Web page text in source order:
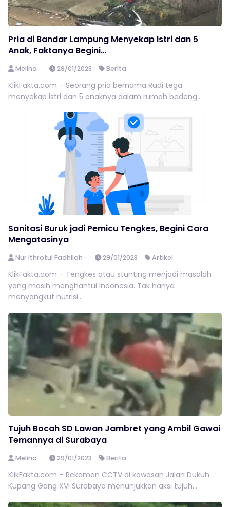
Pria di Bandar Lampung Menyekap Istri dan 5
Anak, Faktanya Begini…
Melina 29/01/2023 Berita
KlikFakta.com – Seorang pria bernama Rudi tega
menyekap istri dan 5 anaknya dalam rumah bedeng...
Sanitasi Buruk jadi Pemicu Tengkes, Begini Cara
Mengatasinya
Nur Ithrotul Fadhilah 29/01/2023 Artikel
KlikFakta.com – Tengkes atau stunting menjadi masalah
yang masih menghantui Indonesia. Tak hanya
menyangkut nutrisi...
Tujuh Bocah SD Lawan Jambret yang Ambil Gawai
Temannya di Surabaya
Melina 29/01/2023 Berita
KlikFakta.com – Rekaman CCTV di kawasan Jalan Dukuh
Kupang Gang XVI Surabaya menunjukkan aksi tujuh...